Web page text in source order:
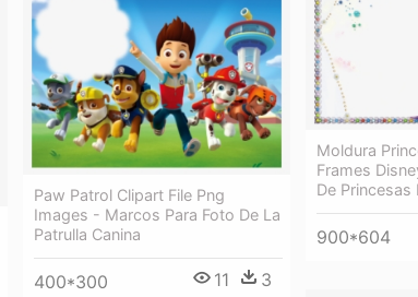
Moldura
Frames
De Princesas
900*604
Paw Patrol Clipart File Png
Images - Marcos Para Foto De La
Patrulla Canina
400*300 11 3